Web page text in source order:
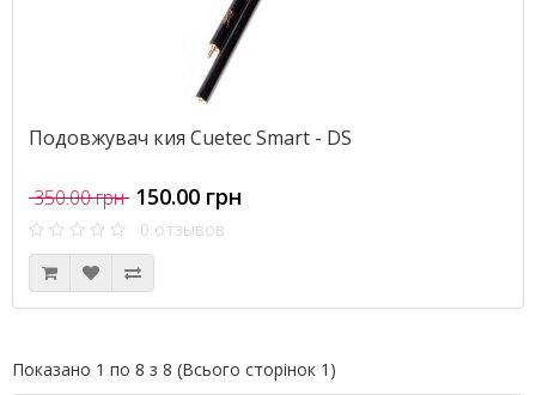
Подовжувач кия Cuetec Smart - DS
350.00 грн 150.00 грн
0 отзывов
Показано 1 по 8 з 8 (Всього сторінок 1)